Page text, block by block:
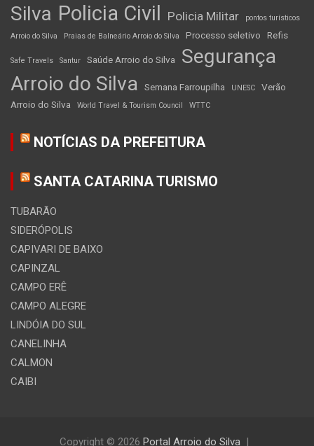
Silva Policia Civil Policia Militar
pontos turísticos
Arroio do Silva
Praias de Balneário Arroio do Silva Processo seletivo Refis
Safe Travels Santur Saúde Arroio do Silva
Segurança
Arroio do Silva
Semana Farroupilha UNESC
Verão
Arroio do Silva
World Travel & Tourism Council WTTC
NOTÍCIAS DA PREFEITURA
SANTA CATARINA TURISMO
TUBARÃO
SIDERÓPOLIS
CAPIVARI DE BAIXO
CAPINZAL
CAMPO ERÊ
CAMPO ALEGRE
LINDÓIA DO SUL
CANELINHA
CALMON
CAIBI
Copyright © 2026 Portal Arroio do Silva